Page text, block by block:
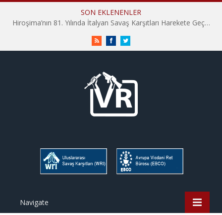
SON EKLENENLER
Hiroşima’nın 81. Yılında İtalyan Savaş Karşıtları Harekete Geçti: “Hatırlamak yeterli değil”
RSS FacebookTwitter
Navigate